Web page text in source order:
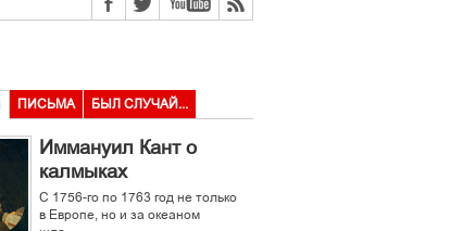
ПИСЬМА БЫЛ СЛУЧАЙ...
Иммануил Кант о
калмыках
С 1756-го по 1763 год не только
в Европе, но и за океаном